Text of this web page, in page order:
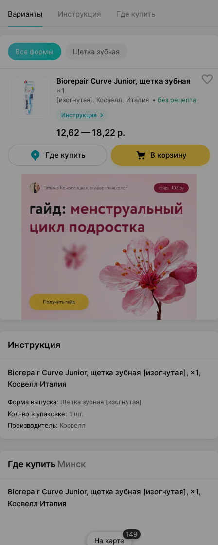
Варианты Инструкция Где купить
Все формы Щетка зубная
Biorepair Curve Junior, щетка зубная
×1
[изогнутая], Косвелл , Италия • без рецепта
Инструкция
12,62 — 18,22 р.
Где купить В корзину
Инструкция
Biorepair Curve Junior, щетка зубная [изогнутая], ×1,
Косвелл Италия
Форма выпуска: Щетка зубная [изогнутая]
Кол-во в упаковке: 1 шт.
Производитель: Косвелл
Где купить Минск
Biorepair Curve Junior, щетка зубная [изогнутая], ×1,
Косвелл Италия
На карте
149